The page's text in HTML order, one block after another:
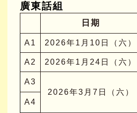
廣東話組
日期
A1 2026年1月10日（六）
A2 2026年1月24日（六）
A3
2026年3月7日（六）
A4